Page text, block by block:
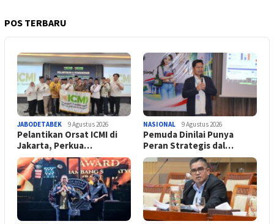
POS TERBARU
JABODETABEK 9 Agustus 2026
Pelantikan Orsat ICMI di
Jakarta, Perkua…
NASIONAL 9 Agustus 2026
Pemuda Dinilai Punya
Peran Strategis dal…